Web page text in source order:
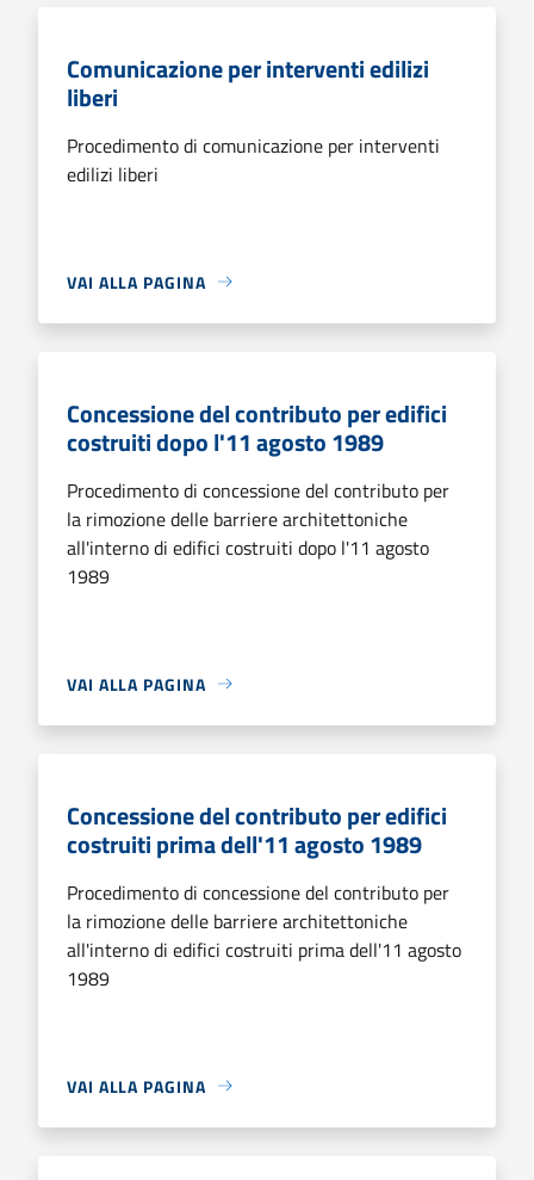
Comunicazione per interventi edilizi
liberi
Procedimento di comunicazione per interventi
edilizi liberi
VAI ALLA PAGINA
Concessione del contributo per edifici
costruiti dopo l'11 agosto 1989
Procedimento di concessione del contributo per
la rimozione delle barriere architettoniche
all'interno di edifici costruiti dopo l'11 agosto
1989
VAI ALLA PAGINA
Concessione del contributo per edifici
costruiti prima dell'11 agosto 1989
Procedimento di concessione del contributo per
la rimozione delle barriere architettoniche
all'interno di edifici costruiti prima dell'11 agosto
1989
VAI ALLA PAGINA